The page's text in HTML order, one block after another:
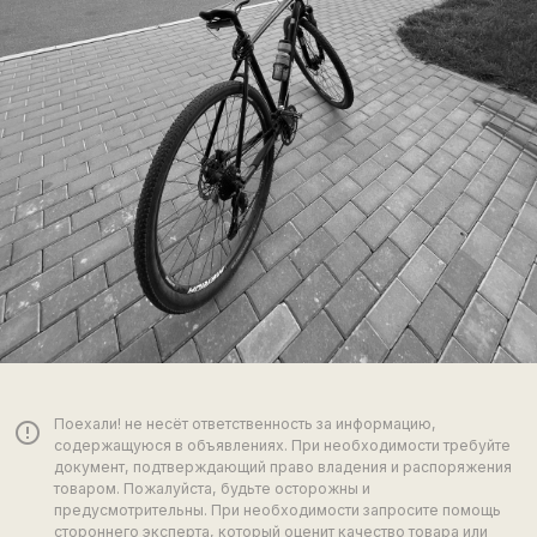
error_outline
Поехали! не несёт ответственность за информацию,
содержащуюся в объявлениях. При необходимости требуйте
документ, подтверждающий право владения и распоряжения
товаром. Пожалуйста, будьте осторожны и
предусмотрительны. При необходимости запросите помощь
стороннего эксперта, который оценит качество товара или